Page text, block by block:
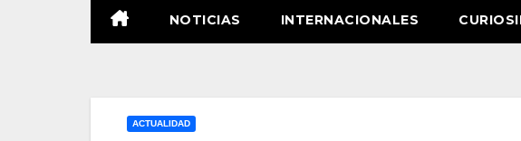
NOTICIAS INTERNACIONALES
ACTUALIDAD